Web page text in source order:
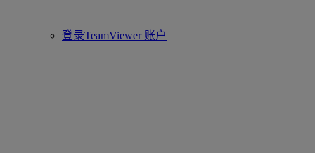
登录TeamViewer 账户